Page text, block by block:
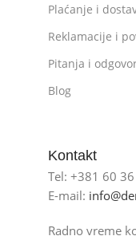
Plaćanje i
Reklamacije i
Pitanja i
Blog
Kontakt
Tel: +381 60
E-mail:
Radno vreme